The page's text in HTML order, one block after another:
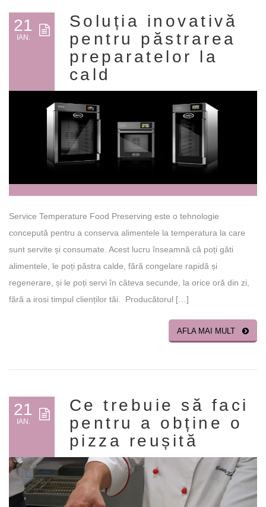
21
IAN.
Soluția inovativă
pentru păstrarea
preparatelor la
cald
Service Temperature Food Preserving este o tehnologie
concepută pentru a conserva alimentele la temperatura la care
sunt servite și consumate. Acest lucru înseamnă că poți găti
alimentele, le poți păstra calde, fără congelare rapidă și
regenerare, și le poți servi în câteva secunde, la orice oră din zi,
fără a irosi timpul clienților tăi. Producătorul […]
AFLA MAI MULT
21
IAN.
Ce trebuie să faci
pentru a obține o
pizza reușită